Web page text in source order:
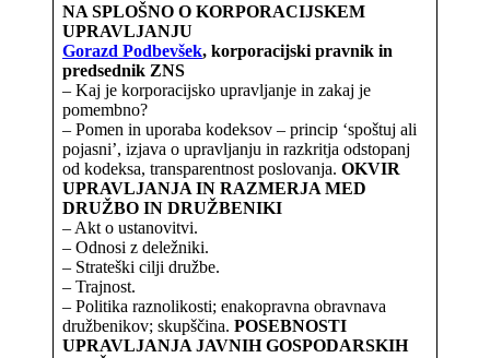
NA SPLOŠNO O KORPORACIJSKEM
UPRAVLJANJU
Gorazd Podbevšek, korporacijski pravnik in
predsednik ZNS
– Kaj je korporacijsko upravljanje in zakaj je
pomembno?
– Pomen in uporaba kodeksov – princip ‘spoštuj ali
pojasni’, izjava o upravljanju in razkritja odstopanj
od kodeksa, transparentnost poslovanja. OKVIR
UPRAVLJANJA IN RAZMERJA MED
DRUŽBO IN DRUŽBENIKI
– Akt o ustanovitvi.
– Odnosi z deležniki.
– Strateški cilji družbe.
– Trajnost.
– Politika raznolikosti; enakopravna obravnava
družbenikov; skupščina. POSEBNOSTI
UPRAVLJANJA JAVNIH GOSPODARSKIH